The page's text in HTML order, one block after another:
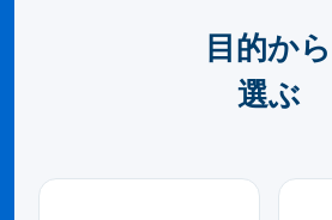
目的から
選ぶ